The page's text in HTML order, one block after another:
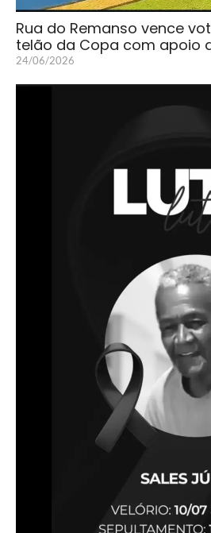
Rua do Remanso vence
telão da Copa com apoio
24/06/2026